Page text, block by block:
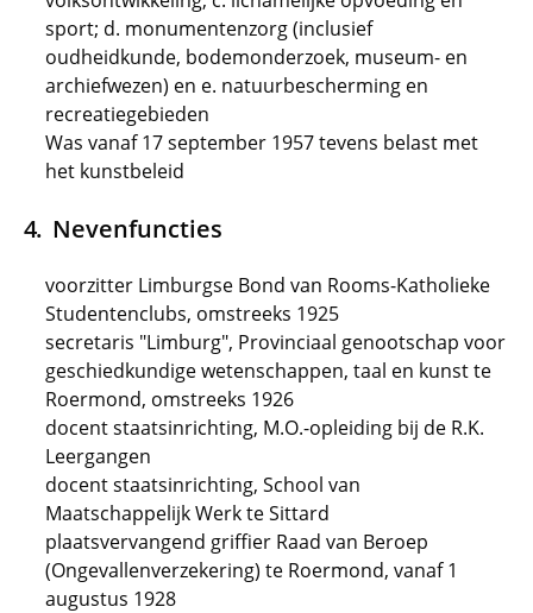
sport; d. monumentenzorg (inclusief
oudheidkunde, bodemonderzoek, museum- en
archiefwezen) en e. natuurbescherming en
recreatiegebieden
Was vanaf 17 september 1957 tevens belast met
het kunstbeleid
Nevenfuncties
voorzitter Limburgse Bond van Rooms-Katholieke
Studentenclubs, omstreeks 1925
secretaris "Limburg", Provinciaal genootschap voor
geschiedkundige wetenschappen, taal en kunst te
Roermond, omstreeks 1926
docent staatsinrichting, M.O.-opleiding bij de R.K.
Leergangen
docent staatsinrichting, School van
Maatschappelijk Werk te Sittard
plaatsvervangend griffier Raad van Beroep
(Ongevallenverzekering) te Roermond, vanaf 1
augustus 1928